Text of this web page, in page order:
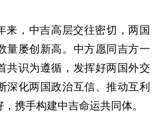
来，中吉高层交往密切，两国
量屡创新高。中方愿同吉方一
共识为遵循，发挥好两国外交
深化两国政治互信、推动互利
携手构建中吉命运共同体。